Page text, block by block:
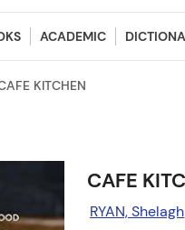
ACADEMIC
KITCHEN
CAFE
RYAN, Shelagh